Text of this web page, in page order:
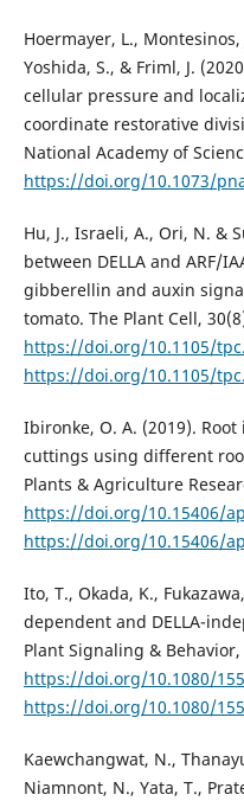
Hoermayer, L., Montesinos,
Yoshida, S., & Friml, J.
cellular pressure and
coordinate restorative
National Academy of
https://doi.org/10.1073/
Hu, J., Israeli, A., Ori, N. &
between DELLA and ARF/
gibberellin and auxin
tomato. The Plant Cell,
https://doi.org/10.1105/
https://doi.org/10.1105/
Ibironke, O. A. (2019).
cuttings using different
Plants & Agriculture
https://doi.org/10.15406/
https://doi.org/10.15406/
Ito, T., Okada, K.,
dependent and DELLA-
Plant Signaling & Behavior,
https://doi.org/10.1080/
https://doi.org/10.1080/
Kaewchangwat, N.,
Niamnont, N., Yata, T.,